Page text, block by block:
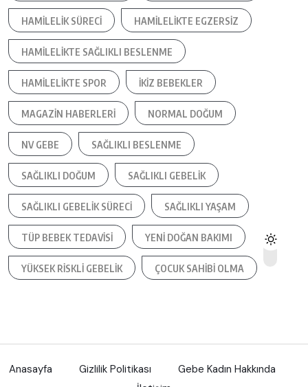
HAMILELIK SÜRECI HAMILELIKTE EGZERSIZ
HAMILELIKTE SAĞLIKLI BESLENME
HAMILELIKTE SPOR IKIZ BEBEKLER
MAGAZIN HABERLERI NORMAL DOĞUM
NV GEBE SAĞLIKLI BESLENME
SAĞLIKLI DOĞUM SAĞLIKLI GEBELIK
SAĞLIKLI GEBELIK SÜRECI SAĞLIKLI YAŞAM
TÜP BEBEK TEDAVISI YENI DOĞAN BAKIMI
YÜKSEK RISKLI GEBELIK ÇOCUK SAHIBI OLMA
Anasayfa Gizlilik Politikası
Gebe Kadın Hakkında